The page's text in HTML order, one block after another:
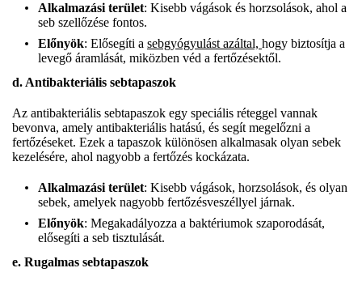
Alkalmazási terület: Kisebb vágások és horzsolások, ahol a
seb szellőzése fontos.
Előnyök: Elősegíti a sebgyógyulást azáltal, hogy biztosítja a
levegő áramlását, miközben véd a fertőzésektől.
d. Antibakteriális sebtapaszok
Az antibakteriális sebtapaszok egy speciális réteggel vannak
bevonva, amely antibakteriális hatású, és segít megelőzni a
fertőzéseket. Ezek a tapaszok különösen alkalmasak olyan sebek
kezelésére, ahol nagyobb a fertőzés kockázata.
Alkalmazási terület: Kisebb vágások, horzsolások, és olyan
sebek, amelyek nagyobb fertőzésveszéllyel járnak.
Előnyök: Megakadályozza a baktériumok szaporodását,
elősegíti a seb tisztulását.
e. Rugalmas sebtapaszok